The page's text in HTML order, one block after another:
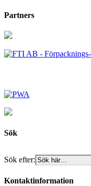
Partners
Sök
Sök efter:
Kontaktinformation